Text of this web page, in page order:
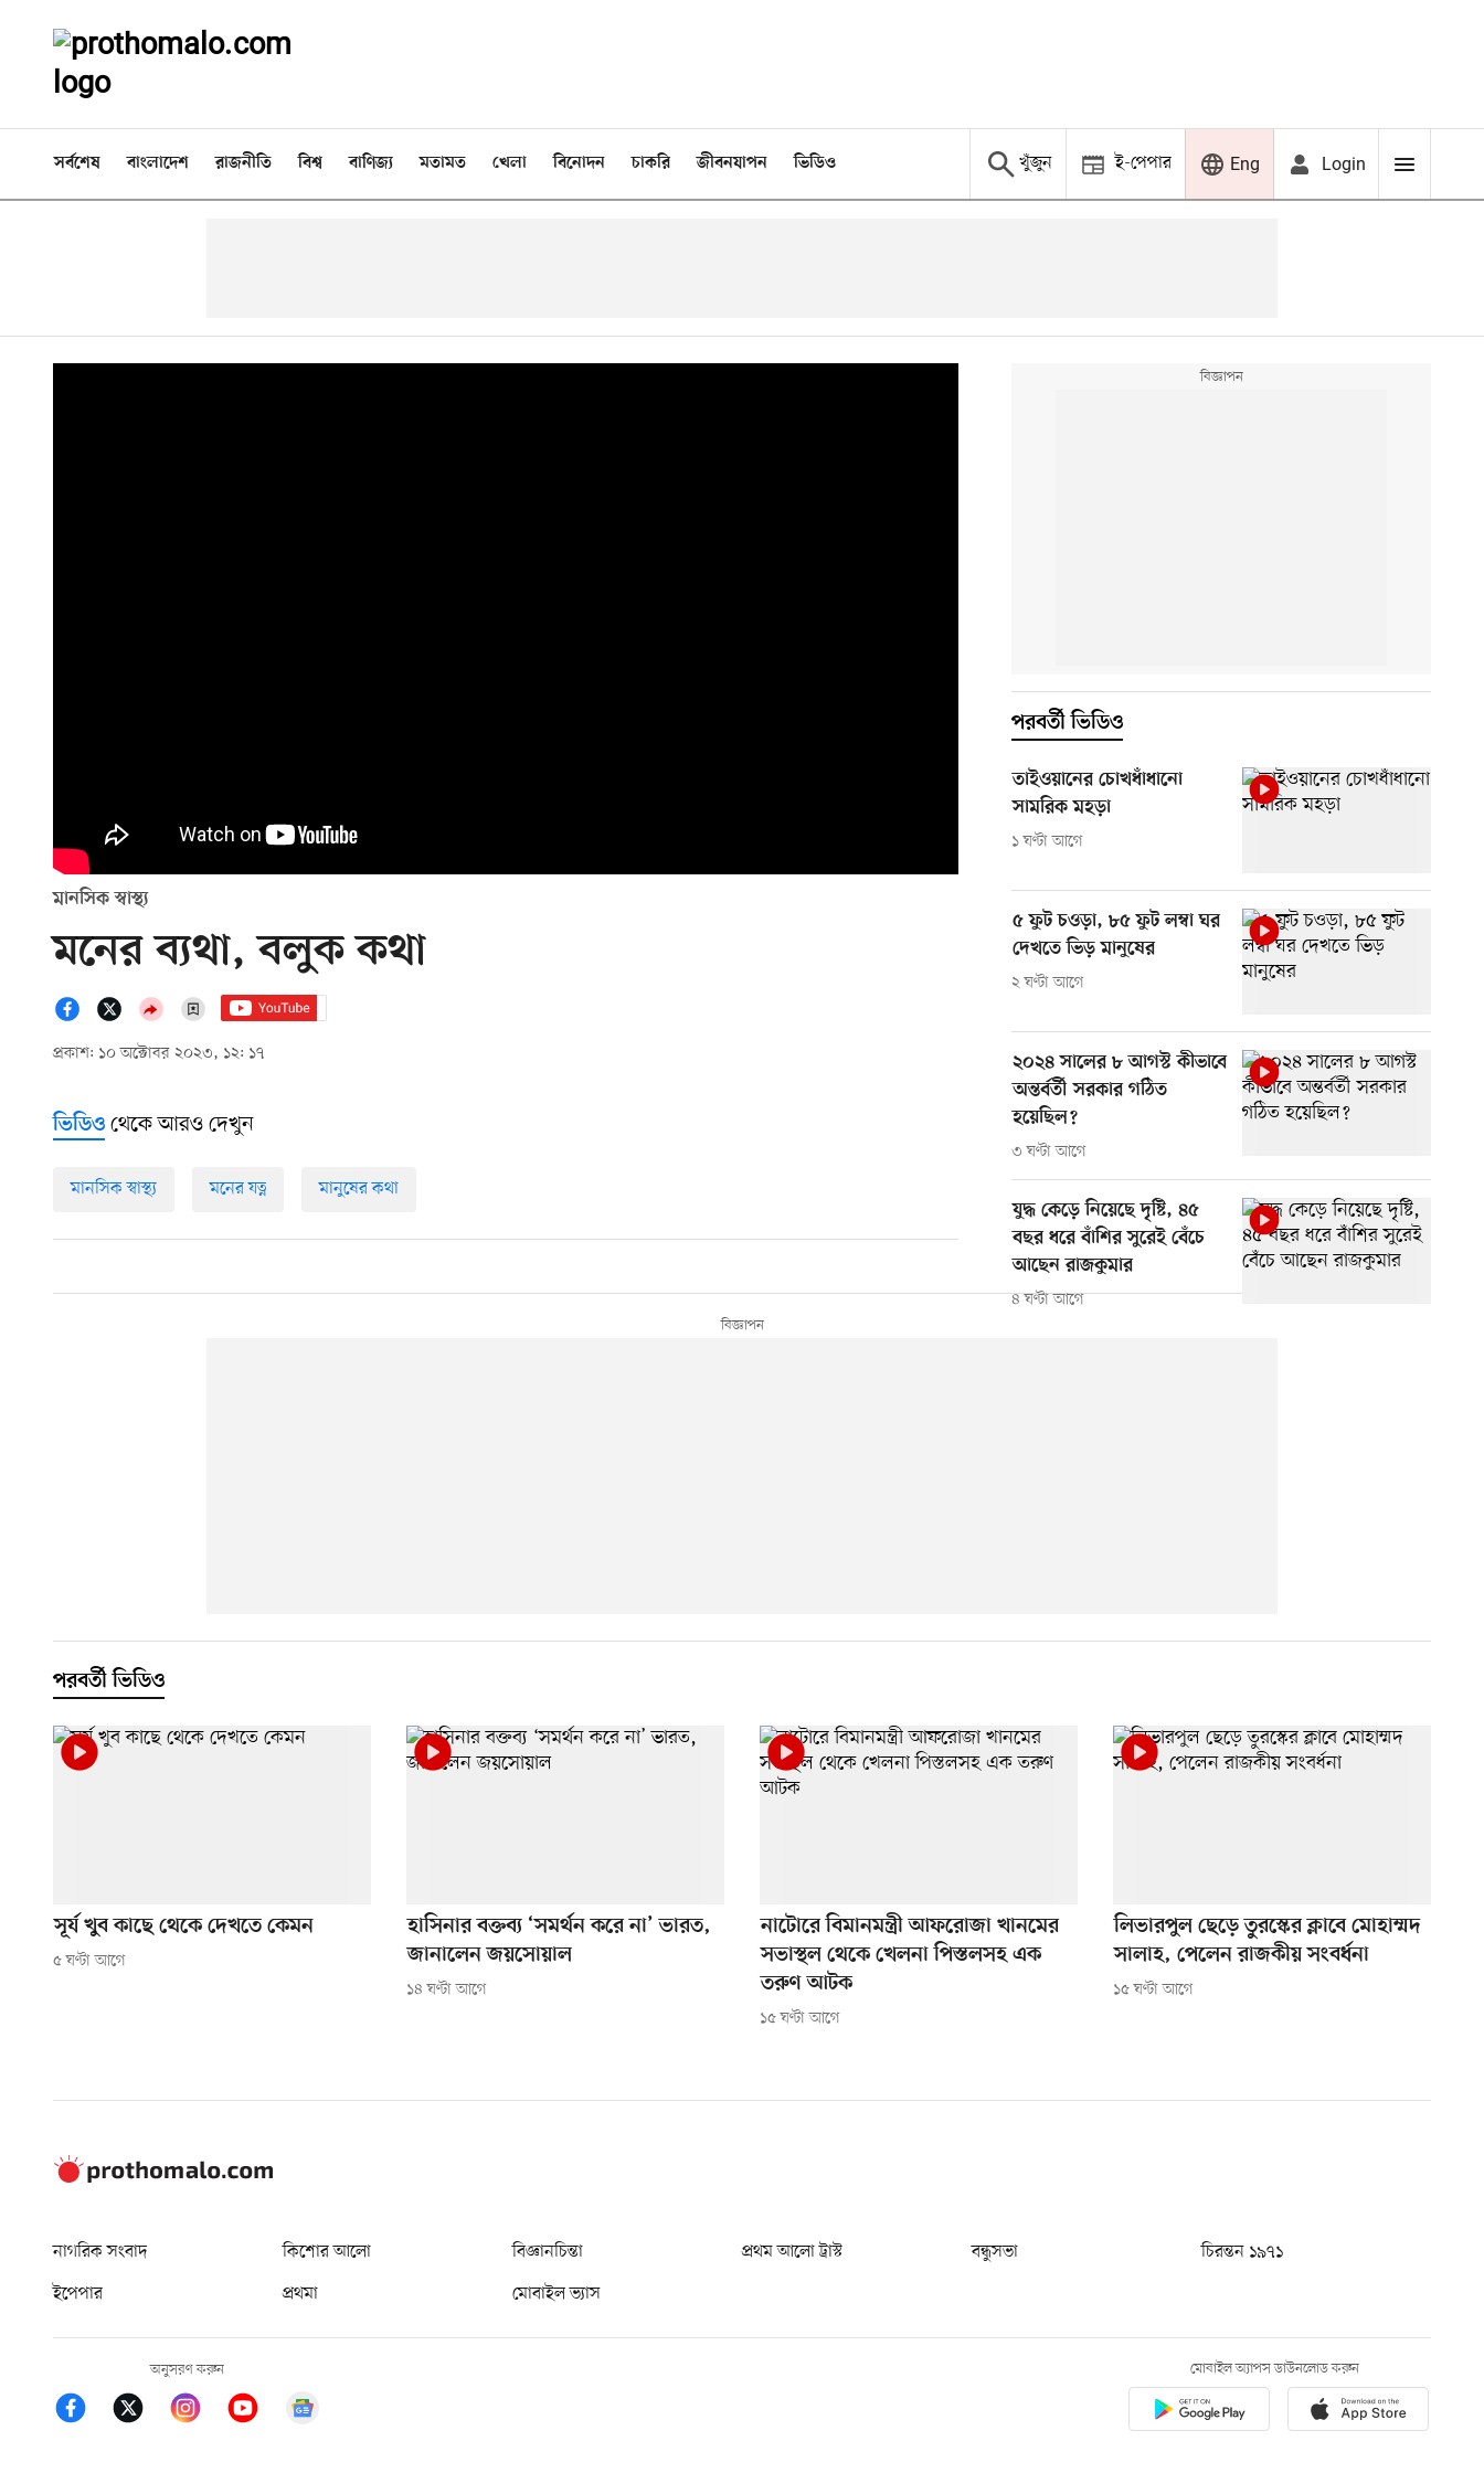
সর্বশেষ বাংলাদেশ রাজনীতি বিশ্ব বাণিজ্য মতামত খেলা বিনোদন চাকরি জীবনযাপন ভিডিও খুঁজুন ই-পেপার Eng Login
মানসিক স্বাস্থ্য
মনের ব্যথা, বলুক কথা
প্রকাশ: ১০ অক্টোবর ২০২৩, ১২: ১৭
পরবর্তী ভিডিও
তাইওয়ানের চোখধাঁধানো
সামরিক মহড়া
১ ঘণ্টা আগে
৫ ফুট চওড়া, ৮৫ ফুট লম্বা ঘর
দেখতে ভিড় মানুষের
২ ঘণ্টা আগে
২০২৪ সালের ৮ আগস্ট কীভাবে
অন্তর্বর্তী সরকার গঠিত
হয়েছিল?
৩ ঘণ্টা আগে
যুদ্ধ কেড়ে নিয়েছে দৃষ্টি, ৪৫
বছর ধরে বাঁশির সুরেই বেঁচে
আছেন রাজকুমার
৪ ঘণ্টা আগে
ভিডিও থেকে আরও দেখুন
মানসিক স্বাস্থ্য মনের যত্ন মানুষের কথা
পরবর্তী ভিডিও
সূর্য খুব কাছে থেকে দেখতে কেমন
৫ ঘণ্টা আগে
হাসিনার বক্তব্য ‘সমর্থন করে না’ ভারত,
জানালেন জয়সোয়াল
১৪ ঘণ্টা আগে
নাটোরে বিমানমন্ত্রী আফরোজা খানমের
সভাস্থল থেকে খেলনা পিস্তলসহ এক
তরুণ আটক
১৫ ঘণ্টা আগে
লিভারপুল ছেড়ে তুরস্কের ক্লাবে মোহাম্মদ
সালাহ, পেলেন রাজকীয় সংবর্ধনা
১৫ ঘণ্টা আগে
নাগরিক সংবাদ কিশোর আলো বিজ্ঞানচিন্তা প্রথম আলো ট্রাস্ট বন্ধুসভা
চিরন্তন ১৯৭১
ইপেপার
প্রথমা মোবাইল ভ্যাস
অনুসরণ করুন মোবাইল অ্যাপস ডাউনলোড করুন